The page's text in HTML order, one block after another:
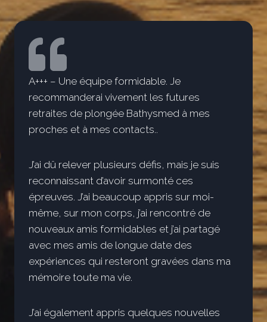
A+++ – Une équipe formidable. Je
recommanderai vivement les futures
retraites de plongée Bathysmed à mes
proches et à mes contacts..
J’ai dû relever plusieurs défis, mais je suis
reconnaissant d’avoir surmonté ces
épreuves. J’ai beaucoup appris sur moi-
même, sur mon corps, j’ai rencontré de
nouveaux amis formidables et j’ai partagé
avec mes amis de longue date des
expériences qui resteront gravées dans ma
mémoire toute ma vie.
J’ai également appris quelques nouvelles